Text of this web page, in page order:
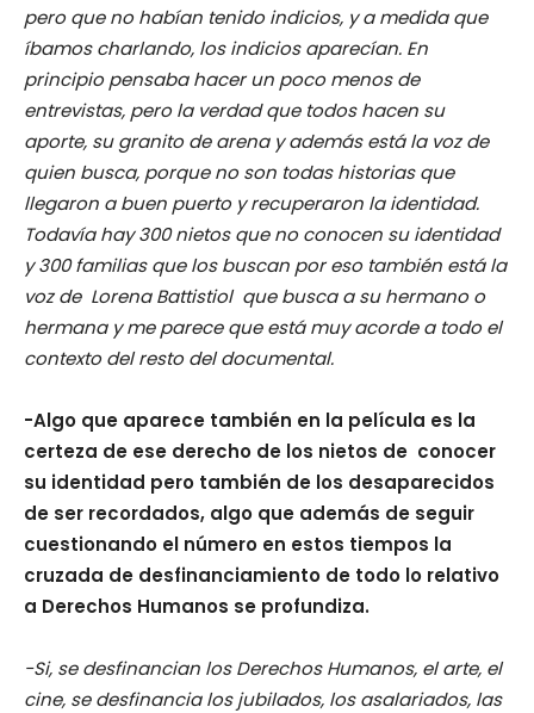
pero que no habían tenido indicios, y a medida que
íbamos charlando, los indicios aparecían. En
principio pensaba hacer un poco menos de
entrevistas, pero la verdad que todos hacen su
aporte, su granito de arena y además está la voz de
quien busca, porque no son todas historias que
llegaron a buen puerto y recuperaron la identidad.
Todavía hay 300 nietos que no conocen su identidad
y 300 familias que los buscan por eso también está la
voz de Lorena Battistiol que busca a su hermano o
hermana y me parece que está muy acorde a todo el
contexto del resto del documental.
-Algo que aparece también en la película es la
certeza de ese derecho de los nietos de conocer
su identidad pero también de los desaparecidos
de ser recordados, algo que además de seguir
cuestionando el número en estos tiempos la
cruzada de desfinanciamiento de todo lo relativo
a Derechos Humanos se profundiza.
-Si, se desfinancian los Derechos Humanos, el arte, el
cine, se desfinancia los jubilados, los asalariados, las